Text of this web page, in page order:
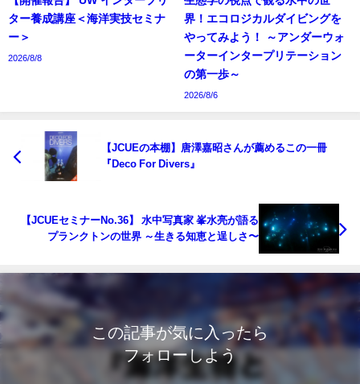
ター養成講座＜海洋実技セミナ
ー＞
2026/8/8
界！エコロジカルダイビングを
やってみよう！ ～アンダーウォ
ーターインタープリテーション
の第一歩～
2026/8/6
【JCUEの本棚】唐澤嘉昭さんが薦めるこの一冊
『Deco For Divers』
【JCUEセミナーNo.36】 水中写真家 峯水亮が語る
プランクトンの世界 ～生きる知恵と逞しさ〜
この記事が気に入ったら
フォローしよう